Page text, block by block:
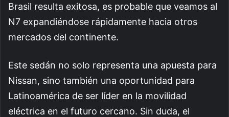
Brasil resulta exitosa, es probable que veamos al
N7 expandiéndose rápidamente hacia otros
mercados del continente.
Este sedán no solo representa una apuesta para
Nissan, sino también una oportunidad para
Latinoamérica de ser líder en la movilidad
eléctrica en el futuro cercano. Sin duda, el